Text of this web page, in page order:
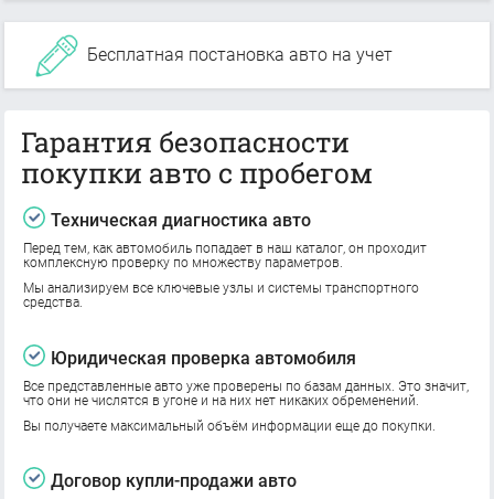
Бесплатная постановка авто на учет
Гарантия безопасности
покупки авто с пробегом
Техническая диагностика авто
Перед тем, как автомобиль попадает в наш каталог, он проходит
комплексную проверку по множеству параметров.
Мы анализируем все ключевые узлы и системы транспортного
средства.
Юридическая проверка автомобиля
Все представленные авто уже проверены по базам данных. Это значит,
что они не числятся в угоне и на них нет никаких обременений.
Вы получаете максимальный объём информации еще до покупки.
Договор купли-продажи авто